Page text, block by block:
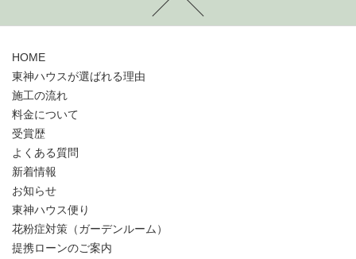
HOME
東神ハウスが選ばれる理由
施工の流れ
料金について
受賞歴
よくある質問
新着情報
お知らせ
東神ハウス便り
花粉症対策（ガーデンルーム）
提携ローンのご案内